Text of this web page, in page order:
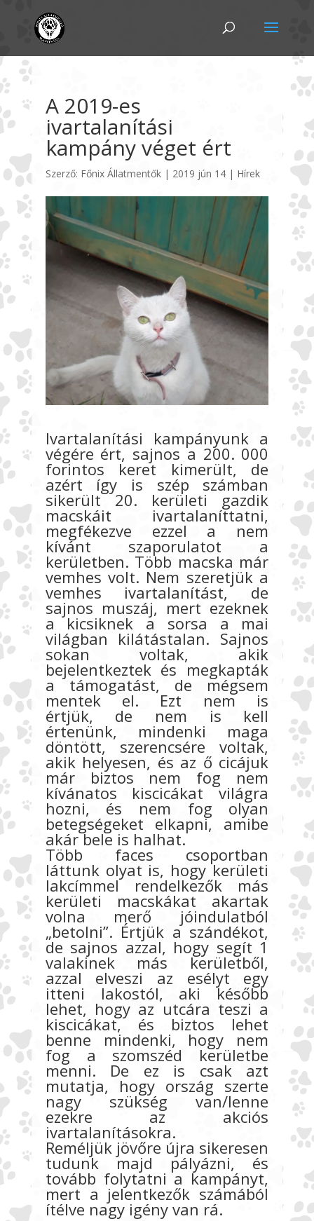
A 2019-es
ivartalanítási
kampány véget ért
Szerző: Főnix Állatmentők| 2019 jún 14| Hírek
Ivartalanítási kampányunk a
végére ért, sajnos a 200. 000
forintos keret kimerült, de
azért így is szép számban
sikerült 20. kerületi gazdik
macskáit ivartalaníttatni,
megfékezve ezzel a nem
kívánt szaporulatot a
kerületben. Több macska már
vemhes volt. Nem szeretjük a
vemhes ivartalanítást, de
sajnos muszáj, mert ezeknek
a kicsiknek a sorsa a mai
világban kilátástalan. Sajnos
sokan voltak, akik
bejelentkeztek és megkapták
a támogatást, de mégsem
mentek el. Ezt nem is
értjük, de nem is kell
értenünk, mindenki maga
döntött, szerencsére voltak,
akik helyesen, és az ő cicájuk
már biztos nem fog nem
kívánatos kiscicákat világra
hozni, és nem fog olyan
betegségeket elkapni, amibe
akár bele is halhat.
Több faces csoportban
láttunk olyat is, hogy kerületi
lakcímmel rendelkezők más
kerületi macskákat akartak
volna merő jóindulatból
„betolni”. Értjük a szándékot,
de sajnos azzal, hogy segít 1
valakinek más kerületből,
azzal elveszi az esélyt egy
itteni lakostól, aki később
lehet, hogy az utcára teszi a
kiscicákat, és biztos lehet
benne mindenki, hogy nem
fog a szomszéd kerületbe
menni. De ez is csak azt
mutatja, hogy ország szerte
nagy szükség van/lenne
ezekre az akciós
ivartalanításokra.
Reméljük jövőre újra sikeresen
tudunk majd pályázni, és
tovább folytatni a kampányt,
mert a jelentkezők számából
ítélve nagy igény van rá.